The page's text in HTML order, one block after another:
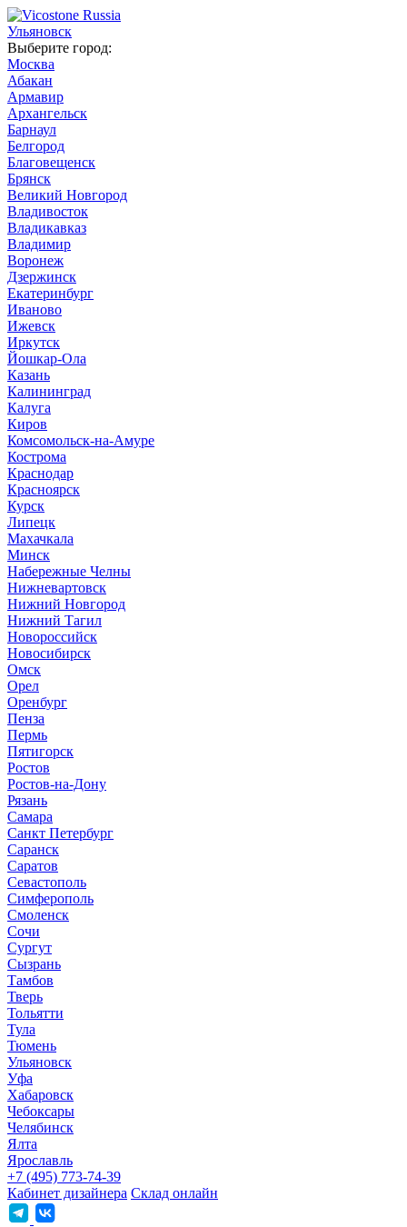
Ульяновск
Выберите город:
Москва
Абакан
Армавир
Архангельск
Барнаул
Белгород
Благовещенск
Брянск
Великий Новгород
Владивосток
Владикавказ
Владимир
Воронеж
Дзержинск
Екатеринбург
Иваново
Ижевск
Иркутск
Йошкар-Ола
Казань
Калининград
Калуга
Киров
Комсомольск-на-Амуре
Кострома
Краснодар
Красноярск
Курск
Липецк
Махачкала
Минск
Набережные Челны
Нижневартовск
Нижний Новгород
Нижний Тагил
Новороссийск
Новосибирск
Омск
Орел
Оренбург
Пенза
Пермь
Пятигорск
Ростов
Ростов-на-Дону
Рязань
Самара
Санкт Петербург
Саранск
Саратов
Севастополь
Симферополь
Смоленск
Сочи
Сургут
Сызрань
Тамбов
Тверь
Тольятти
Тула
Тюмень
Ульяновск
Уфа
Хабаровск
Чебоксары
Челябинск
Ялта
Ярославль
+7 (495) 773-74-39
Кабинет дизайнера Склад онлайн